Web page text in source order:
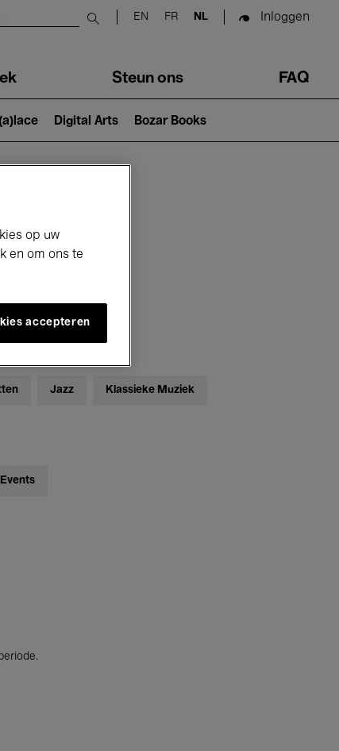
Submit search
EN FR NL Inloggen
Steun ons FAQ
Digital Arts Bozar Books
Jazz Klassieke Muziek
op uw
en om ons te
accepteren